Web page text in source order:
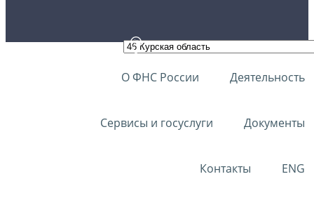
О ФНС России Деятельность
Сервисы и госуслуги Документы
Контакты ENG